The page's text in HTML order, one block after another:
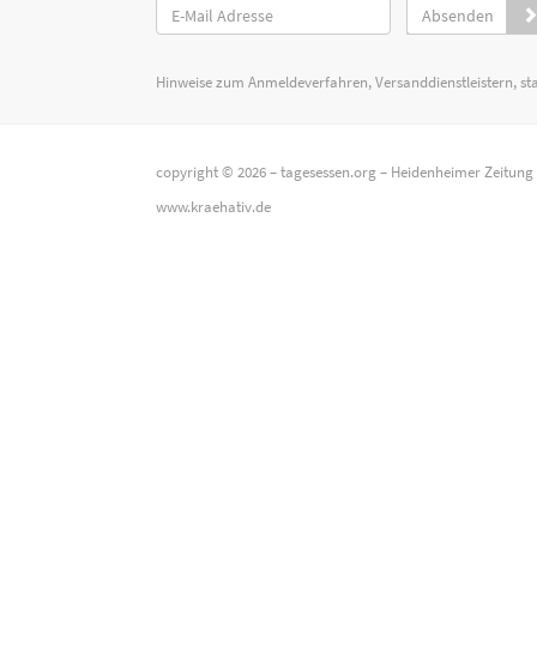
Absenden
Hinweise zum Anmeldeverfahren, Versanddienstleistern,
copyright © 2026 –tagesessen.org– Heidenheimer Zeitung
www.kraehativ.de